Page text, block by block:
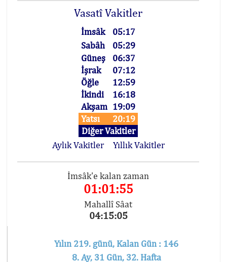
Vasatî Vakitler
İmsâk
05:17
Sabâh
05:29
Güneş
06:37
İşrak
07:12
Öğle
12:59
İkindi
16:18
Akşam 19:09
Yatsı
20:19
Diğer Vakitler
Aylık Vakitler
Yıllık Vakitler
İmsâk'e kalan zaman
01:01:55
Mahallî Sâat
04:15:05
Yılın 219. günü, Kalan Gün : 146
8. Ay, 31 Gün, 32. Hafta